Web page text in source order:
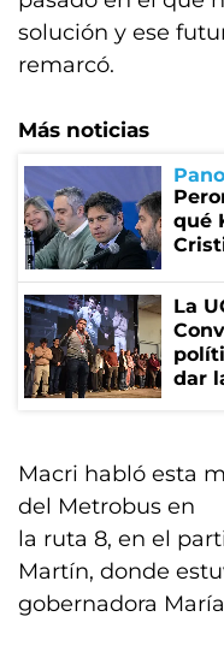
solución y ese
remarcó.
Más noticias
qué
La
dar
Macri habló esta
del Metrobus en
la ruta 8, en el
Martín, donde
gobernadora